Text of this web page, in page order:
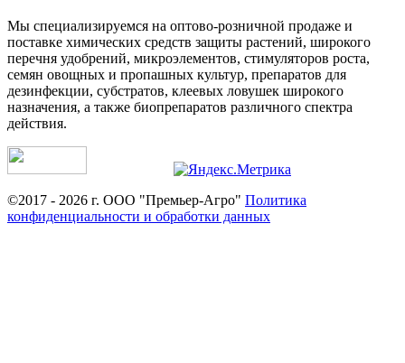
Мы специализируемся на оптово-розничной продаже и
поставке химических средств защиты растений, широкого
перечня удобрений, микроэлементов, стимуляторов роста,
семян овощных и пропашных культур, препаратов для
дезинфекции, субстратов, клеевых ловушек широкого
назначения, а также биопрепаратов различного спектра
действия.
©2017 - 2026 г. ООО "Премьер-Агро" Политика
конфиденциальности и обработки данных